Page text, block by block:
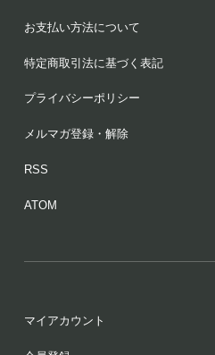
お支払い方法について
特定商取引法に基づく表記
プライバシーポリシー
メルマガ登録・解除
RSS
ATOM
マイアカウント